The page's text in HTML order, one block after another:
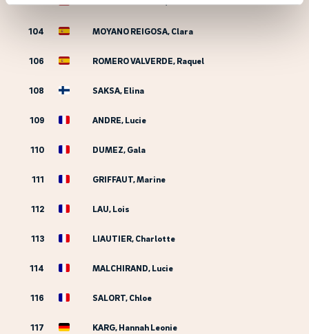
104 MOYANO REIGOSA, Clara
106 ROMERO VALVERDE, Raquel
108 SAKSA, Elina
109 ANDRE, Lucie
110 DUMEZ, Gala
111 GRIFFAUT, Marine
112 LAU, Lois
113 LIAUTIER, Charlotte
114 MALCHIRAND, Lucie
116 SALORT, Chloe
117 KARG, Hannah Leonie